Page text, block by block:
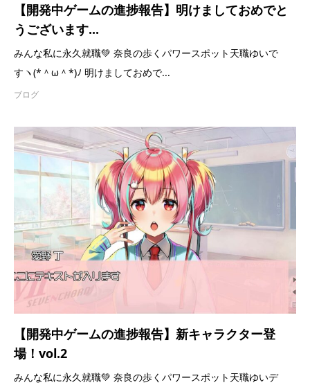
【開発中ゲームの進捗報告】明けましておめでと
うございます...
みんな私に永久就職💚 奈良の歩くパワースポット天職ゆいで
すヽ(*＾ω＾*)ﾉ 明けましておめで...
ブログ
【開発中ゲームの進捗報告】新キャラクター登
場！vol.2
みんな私に永久就職💚 奈良の歩くパワースポット天職ゆいデ